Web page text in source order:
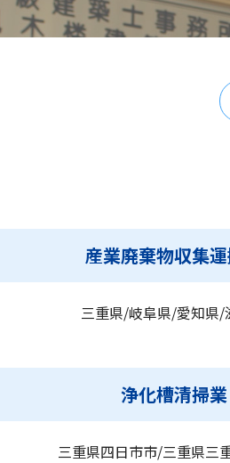
産業廃棄物収集
三重県/岐阜県/愛知県/
浄化槽清掃業
三重県四日市市/三重県三